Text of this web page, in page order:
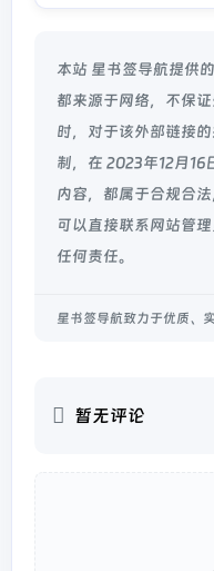
本站 星书签导航提供
都来源于网络，不保
时，对于该外部链接
制，在 2023年12月16
内容，都属于合规合
可以直接联系网站管
任何责任。
星书签导航致力于优质、
暂无评论